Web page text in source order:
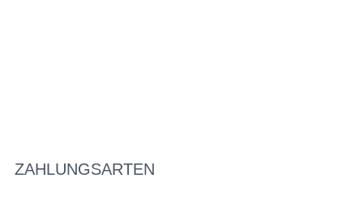
ZAHLUNGSARTEN